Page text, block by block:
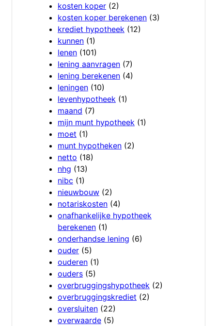
kosten koper (2)
kosten koper berekenen (3)
krediet hypotheek (12)
kunnen (1)
lenen (101)
lening aanvragen (7)
lening berekenen (4)
leningen (10)
levenhypotheek (1)
maand (7)
mijn munt hypotheek (1)
moet (1)
munt hypotheken (2)
netto (18)
nhg (13)
nibc (1)
nieuwbouw (2)
notariskosten (4)
onafhankelijke hypotheek
berekenen (1)
onderhandse lening (6)
ouder (5)
ouderen (1)
ouders (5)
overbruggingshypotheek (2)
overbruggingskrediet (2)
oversluiten (22)
overwaarde (5)